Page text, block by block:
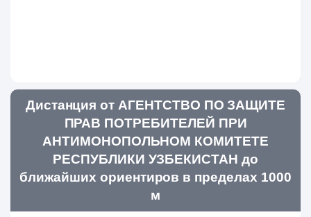
Дистанция от АГЕНТСТВО ПО ЗАЩИТЕ
ПРАВ ПОТРЕБИТЕЛЕЙ ПРИ
АНТИМОНОПОЛЬНОМ КОМИТЕТЕ
РЕСПУБЛИКИ УЗБЕКИСТАН до
ближайших ориентиров в пределах 1000
м